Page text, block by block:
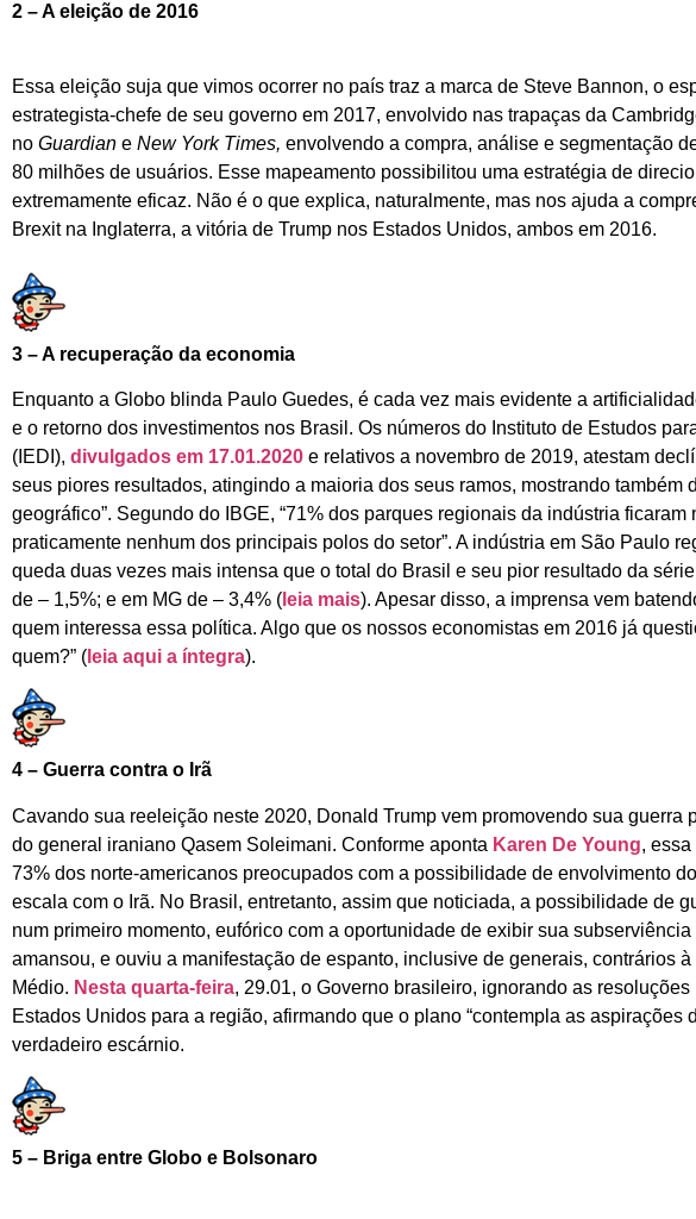
2 – A eleição de 2016
Essa eleição suja que vimos ocorrer no país traz a marca de Steve Bannon, o
estrategista-chefe de seu governo em 2017, envolvido nas trapaças da
no Guardian e New York Times, envolvendo a compra, análise e segmentação
80 milhões de usuários. Esse mapeamento possibilitou uma estratégia de
extremamente eficaz. Não é o que explica, naturalmente, mas nos ajuda a
Brexit na Inglaterra, a vitória de Trump nos Estados Unidos, ambos em 2016.
3 – A recuperação da economia
Enquanto a Globo blinda Paulo Guedes, é cada vez mais evidente a
e o retorno dos investimentos nos Brasil. Os números do Instituto de Estudos
(IEDI), divulgados em 17.01.2020 e relativos a novembro de 2019, atestam
seus piores resultados, atingindo a maioria dos seus ramos, mostrando também
geográfico”. Segundo do IBGE, “71% dos parques regionais da indústria
praticamente nenhum dos principais polos do setor”. A indústria em São Paulo
queda duas vezes mais intensa que o total do Brasil e seu pior resultado da
de – 1,5%; e em MG de – 3,4% ( leia mais). Apesar disso, a imprensa vem
quem interessa essa política. Algo que os nossos economistas em 2016 já
quem?” ( leia aqui a íntegra).
4 – Guerra contra o Irã
Cavando sua reeleição neste 2020, Donald Trump vem promovendo sua guerra
do general iraniano Qasem Soleimani. Conforme aponta Karen De Young,
73% dos norte-americanos preocupados com a possibilidade de envolvimento
escala com o Irã. No Brasil, entretanto, assim que noticiada, a possibilidade de
num primeiro momento, eufórico com a oportunidade de exibir sua
amansou, e ouviu a manifestação de espanto, inclusive de generais, contrários
Médio. Nesta quarta-feira, 29.01, o Governo brasileiro, ignorando as
Estados Unidos para a região, afirmando que o plano “contempla as aspirações
verdadeiro escárnio.
5 – Briga entre Globo e Bolsonaro